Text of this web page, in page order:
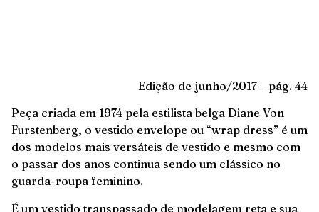
Edição de junho/2017 – pág. 44
Peça criada em 1974 pela estilista belga Diane Von
Furstenberg, o vestido envelope ou “wrap dress” é um
dos modelos mais versáteis de vestido e mesmo com
o passar dos anos continua sendo um clássico no
guarda-roupa feminino.
É um vestido transpassado de modelagem reta e sua